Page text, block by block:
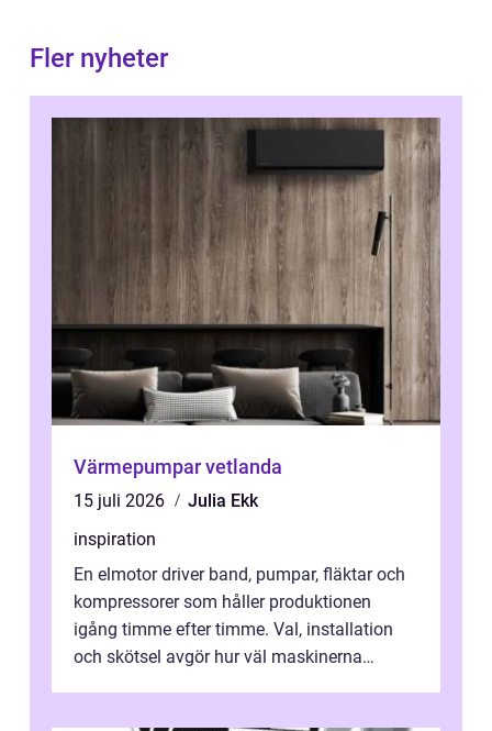
Fler nyheter
Värmepumpar vetlanda
15 juli 2026
Julia Ekk
inspiration
En elmotor driver band, pumpar, fläktar och
kompressorer som håller produktionen
igång timme efter timme. Val, installation
och skötsel avgör hur väl maskinerna